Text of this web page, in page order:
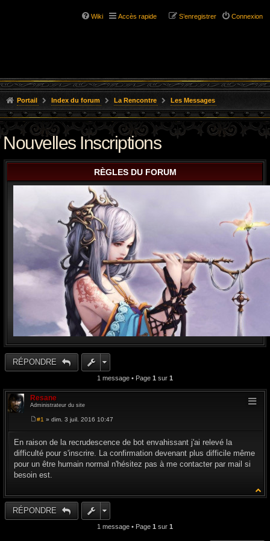
Wiki Accès rapide Connexion
S’enregistrer
Portail Index du forum La Rencontre Les Messages
Nouvelles Inscriptions
RÈGLES DU FORUM
RÉPONDRE
1 message • Page 1 sur 1
Resane
Administrateur du site
s
a
e
#1 » dim. 3 juil. 2016 10:47
En raison de la recrudescence de bot envahissant j'ai relevé la
difficulté pour s'inscrire. La confirmation devenant plus difficile même
pour un être humain normal n'hésitez pas à me contacter par mail si
besoin est.
RÉPONDRE
1 message • Page 1 sur 1